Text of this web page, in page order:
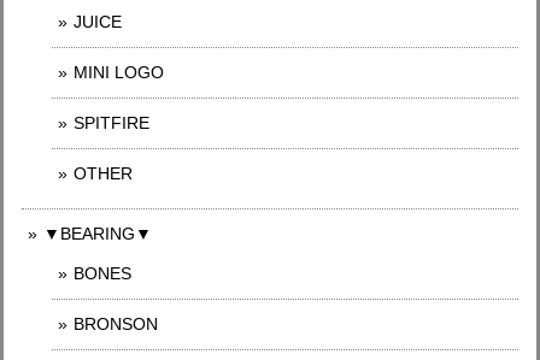
JUICE
MINI LOGO
SPITFIRE
OTHER
▼BEARING▼
BONES
BRONSON